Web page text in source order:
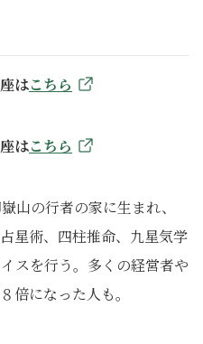
はこちら
はこちら
山の行者の家に生まれ、
星術、四柱推命、九星気学
スを行う。多くの経営者や
倍になった人も。